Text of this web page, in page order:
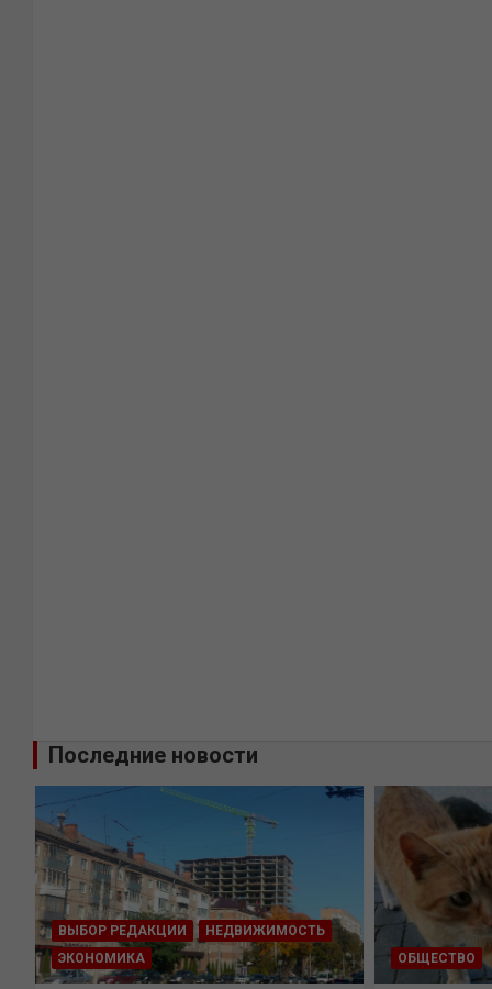
Последние новости
ВЫБОР РЕДАКЦИИ
НЕДВИЖИМОСТЬ
ЭКОНОМИКА
ОБЩЕСТВО